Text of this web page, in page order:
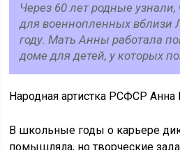
Через 60 лет родные узнали,
для военнопленных вблизи
году. Мать Анны работала
доме для детей, у которых
Народная артистка РСФСР
В школьные годы о карьере
помышляла, но творческие